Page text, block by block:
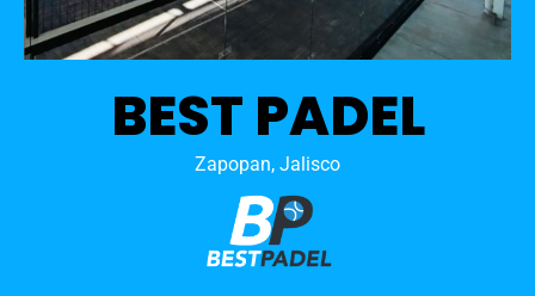
BEST PADEL
Zapopan, Jalisco